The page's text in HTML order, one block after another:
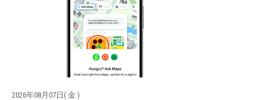
2026年08月07日( 金 )